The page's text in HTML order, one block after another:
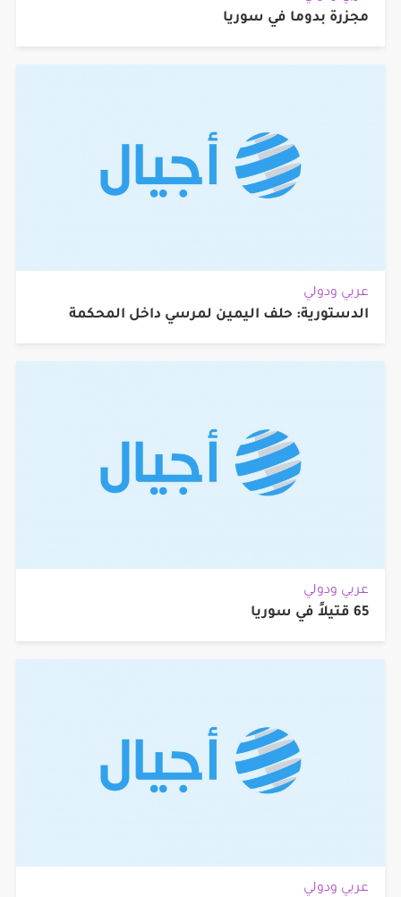
مجزرة بدوما في سوريا
عربي ودولي
الدستورية: حلف اليمين لمرسي داخل المحكمة
عربي ودولي
65 قتيلاً في سوريا
عربي ودولي